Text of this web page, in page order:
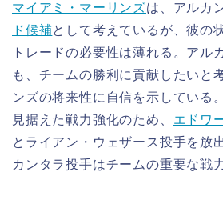
マイアミ・マーリンズは、アルカ
ド候補として考えているが、彼の
トレードの必要性は薄れる。アル
も、チームの勝利に貢献したいと
ンズの将来性に自信を示している
見据えた戦力強化のため、 エドワ
とライアン・ウェザース投手を放
カンタラ投手はチームの重要な戦